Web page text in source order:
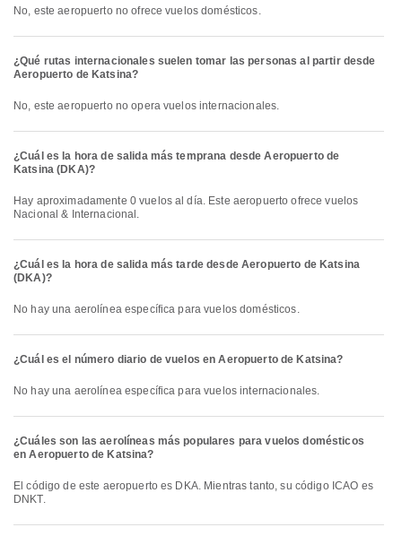
No, este aeropuerto no ofrece vuelos domésticos.
¿Qué rutas internacionales suelen tomar las personas al partir desde
Aeropuerto de Katsina?
No, este aeropuerto no opera vuelos internacionales.
¿Cuál es la hora de salida más temprana desde Aeropuerto de
Katsina (DKA)?
Hay aproximadamente 0 vuelos al día. Este aeropuerto ofrece vuelos
Nacional & Internacional.
¿Cuál es la hora de salida más tarde desde Aeropuerto de Katsina
(DKA)?
No hay una aerolínea específica para vuelos domésticos.
¿Cuál es el número diario de vuelos en Aeropuerto de Katsina?
No hay una aerolínea específica para vuelos internacionales.
¿Cuáles son las aerolíneas más populares para vuelos domésticos
en Aeropuerto de Katsina?
El código de este aeropuerto es DKA. Mientras tanto, su código ICAO es
DNKT.